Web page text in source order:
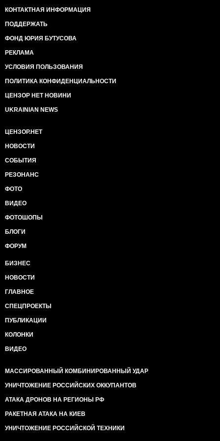
российским федеральным каналам организовать
телемост Киев-Москва и дать возможность
пообщаться гражданам двух стран на
злободневные темы. Ответ -игнор. Кто бы
Кремль ни за что не согласится.
персонажами из ДНР. И здесь вопрос: «О чем и с
кем там говорить?».
Вот Стрелков уже сообщил, что оставил Славянск,
украинскую армию называет «Армия укров». Как и
величают в иерархии ДНР).
независимый от Украины Донбасс:
и его можно добавлять им в борщ», - предложил
остроумный мужчина.
«Параша» его кликуха. Он криминальный
авторитет» - просветила народ женщина.
«Аваков и Наливайченко торгуют органами. Это уже
вырезанными сердцами и почками», -
свидетельствовала одна из выступавших
«С 24 января наша страна на 50 лет продана, и вы
ветеран ВОВ. «И обезьянам», - добавила женщина
из толпы.
«Мы хотим проснуться, а в Донецке русская армия.
И мы пойдем туда, куда она скажет», - озвучила свое
желание женщина по фамилии Белоцерковская.
«Яйценюк, лысая башка, мы ваши украинские
флаги засунем вам в очко», - прогромыхала тучная
КОНТАКТНАЯ ИНФОРМАЦИЯ
ПОДДЕРЖАТЬ
ФОНД ЮРИЯ БУТУСОВА
РЕКЛАМА
УСЛОВИЯ ПОЛЬЗОВАНИЯ
ПОЛИТИКА КОНФИДЕНЦИАЛЬНОСТИ
ЦЕНЗОР НЕТ НОВИНИ
UKRAINIAN NEWS
ЦЕНЗОР.НЕТ
НОВОСТИ
СОБЫТИЯ
РЕЗОНАНС
ФОТО
ВИДЕО
ФОТОШОПЫ
БЛОГИ
ФОРУМ
БИЗНЕС
НОВОСТИ
ГЛАВНОЕ
СПЕЦПРОЕКТЫ
ПУБЛИКАЦИИ
КОЛОНКИ
ВИДЕО
МАССИРОВАННЫЙ КОМБИНИРОВАННЫЙ УДАР
УНИЧТОЖЕНИЕ РОССИЙСКИХ ОККУПАНТОВ
АТАКА ДРОНОВ НА РЕГИОНЫ РФ
РАКЕТНАЯ АТАКА НА КИЕВ
УНИЧТОЖЕНИЕ РОССИЙСКОЙ ТЕХНИКИ